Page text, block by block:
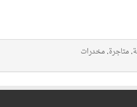
, متاجرة, مخدرات